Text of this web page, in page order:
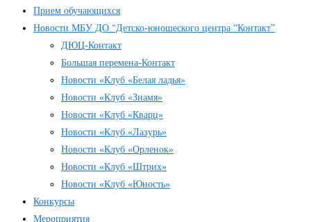
Прием обучающихся
Новости МБУ ДО “Детско-юношеского центра “Контакт”
ДЮЦ-Контакт
Большая перемена-Контакт
Новости «Клуб «Белая ладья»
Новости «Клуб «Знамя»
Новости «Клуб «Кварц»
Новости «Клуб «Лазурь»
Новости «Клуб «Орленок»
Новости «Клуб «Штрих»
Новости «Клуб «Юность»
Конкурсы
Мероприятия